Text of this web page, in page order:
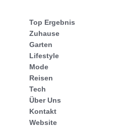
Top Ergebnis
Zuhause
Garten
Lifestyle
Mode
Reisen
Tech
Über Uns
Kontakt
Website